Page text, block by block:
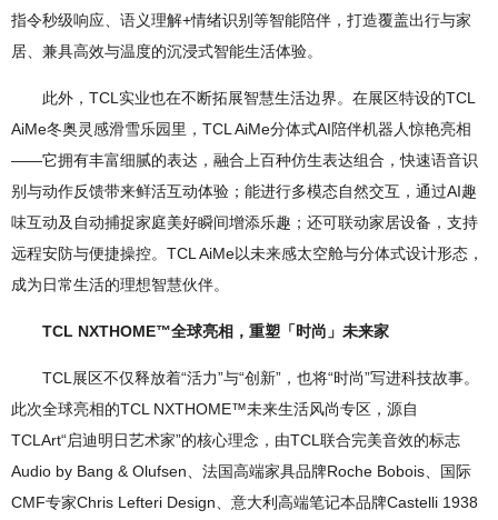
指令秒级响应、语义理解+情绪识别等智能陪伴，打造覆盖出行与家
居、兼具高效与温度的沉浸式智能生活体验。
此外，TCL实业也在不断拓展智慧生活边界。在展区特设的TCL
AiMe冬奥灵感滑雪乐园里，TCL AiMe分体式AI陪伴机器人惊艳亮相
——它拥有丰富细腻的表达，融合上百种仿生表达组合，快速语音识
别与动作反馈带来鲜活互动体验；能进行多模态自然交互，通过AI趣
味互动及自动捕捉家庭美好瞬间增添乐趣；还可联动家居设备，支持
远程安防与便捷操控。TCL AiMe以未来感太空舱与分体式设计形态，
成为日常生活的理想智慧伙伴。
TCL NXTHOME™全球亮相，重塑「时尚」未来家
TCL展区不仅释放着“活力”与“创新”，也将“时尚”写进科技故事。
此次全球亮相的TCL NXTHOME™未来生活风尚专区，源自
TCLArt“启迪明日艺术家”的核心理念，由TCL联合完美音效的标志
Audio by Bang & Olufsen、法国高端家具品牌Roche Bobois、国际
CMF专家Chris Lefteri Design、意大利高端笔记本品牌Castelli 1938